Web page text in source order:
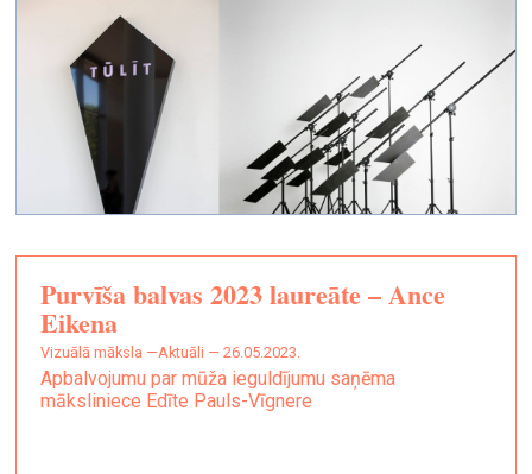
Purvīša balvas 2023 laureāte – Ance
Eikena
vizuālā māksla —Aktuāli — 26.05.2023.
Apbalvojumu par mūža ieguldījumu saņēma
māksliniece Edīte Pauls-Vīgnere